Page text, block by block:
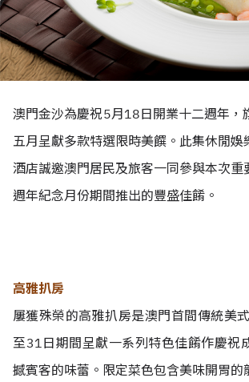
澳門金沙為慶祝5月18日開業十二週年，
五月呈獻多款特選限時美饌。此集休閒娛
酒店誠邀澳門居民及旅客一同參與本次重
週年紀念月份期間推出的豐盛佳餚。
高雅扒房
屢獲殊榮的高雅扒房是澳門首間傳統美
至31日期間呈獻一系列特色佳餚作慶祝
撼賓客的味蕾。限定菜色包含美味開胃的